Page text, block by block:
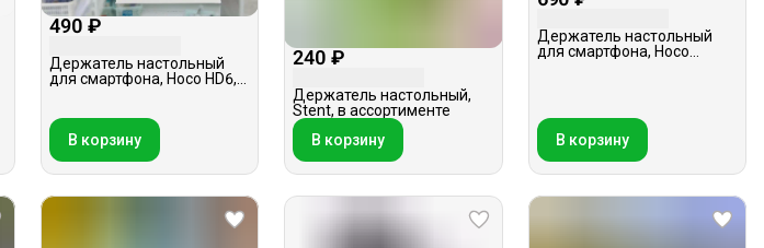
490 ₽
Держатель настольный
для смартфона, Hoco HD6,
В корзину
240 ₽
Держатель настольный,
Stent, в ассортименте
В корзину
Держатель настольный
для смартфона, Hoco
В корзину